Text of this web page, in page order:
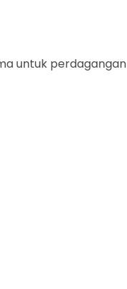
untuk perdagangan